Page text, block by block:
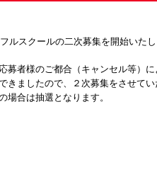
ルスクールの二次募集を開始いた
募者様のご都合（キャンセル等）
きましたので、２次募集をさせて
場合は抽選となります。